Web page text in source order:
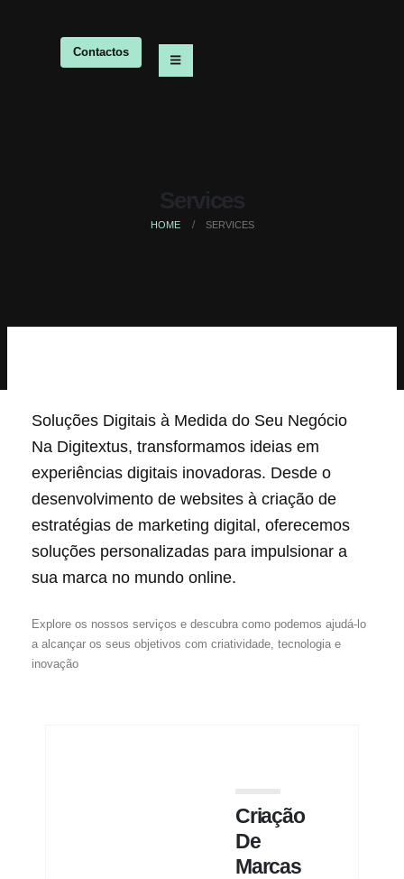
Contactos
Services
HOME SERVICES
Soluções Digitais à Medida do Seu Negócio
Na Digitextus, transformamos ideias em
experiências digitais inovadoras. Desde o
desenvolvimento de websites à criação de
estratégias de marketing digital, oferecemos
soluções personalizadas para impulsionar a
sua marca no mundo online.
Explore os nossos serviços e descubra como podemos ajudá-lo
a alcançar os seus objetivos com criatividade, tecnologia e
inovação
Criação
De
Marcas